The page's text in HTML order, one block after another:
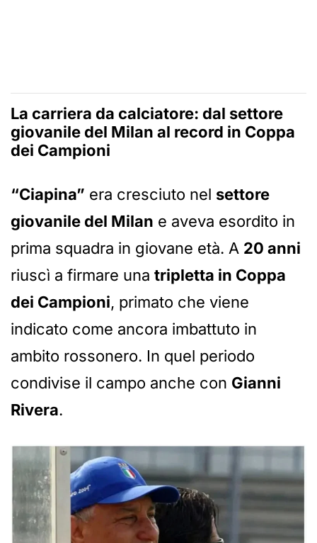
La carriera da calciatore: dal settore
giovanile del Milan al record in Coppa
dei Campioni
“Ciapina” era cresciuto nel settore
giovanile del Milan e aveva esordito in
prima squadra in giovane età. A 20 anni
riuscì a firmare una tripletta in Coppa
dei Campioni, primato che viene
indicato come ancora imbattuto in
ambito rossonero. In quel periodo
condivise il campo anche con Gianni
Rivera.